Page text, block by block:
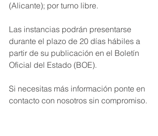
(Alicante); por turno libre.
Las instancias podrán presentarse
durante el plazo de 20 días hábiles a
partir de su publicación en el Boletín
Oficial del Estado (BOE).
Si necesitas más información ponte en
contacto con nosotros sin compromiso.